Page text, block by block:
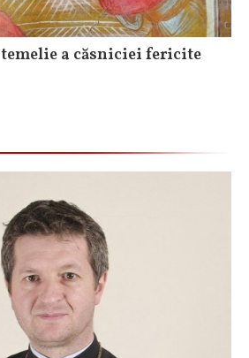
a căsniciei fericite